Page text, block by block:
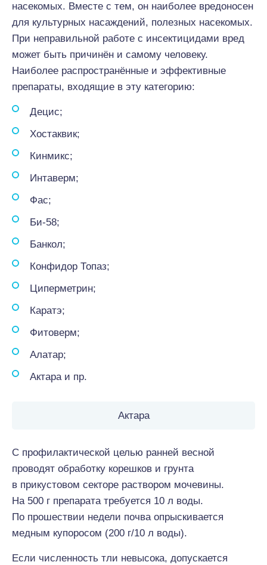
насекомых. Вместе с тем, он наиболее вредоносен
для культурных насаждений, полезных насекомых.
При неправильной работе с инсектицидами вред
может быть причинён и самому человеку.
Наиболее распространённые и эффективные
препараты, входящие в эту категорию:
Децис;
Хостаквик;
Кинмикс;
Интаверм;
Фас;
Би-58;
Банкол;
Конфидор Топаз;
Циперметрин;
Каратэ;
Фитоверм;
Алатар;
Актара и пр.
Актара
С профилактической целью ранней весной
проводят обработку корешков и грунта
в прикустовом секторе раствором мочевины.
На 500 г препарата требуется 10 л воды.
По прошествии недели почва опрыскивается
медным купоросом (200 г/10 л воды).
Если численность тли невысока, допускается